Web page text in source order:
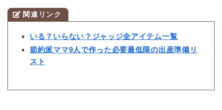
関連リンク
いる？いらない？ジャッジ全アイテム一覧
節約派ママ9人で作った必要最低限の出産準備リ
スト